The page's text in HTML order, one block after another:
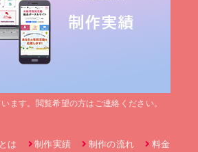
ます。閲覧希望の方はご連絡ください。
は 制作実績 制作の流れ 料金